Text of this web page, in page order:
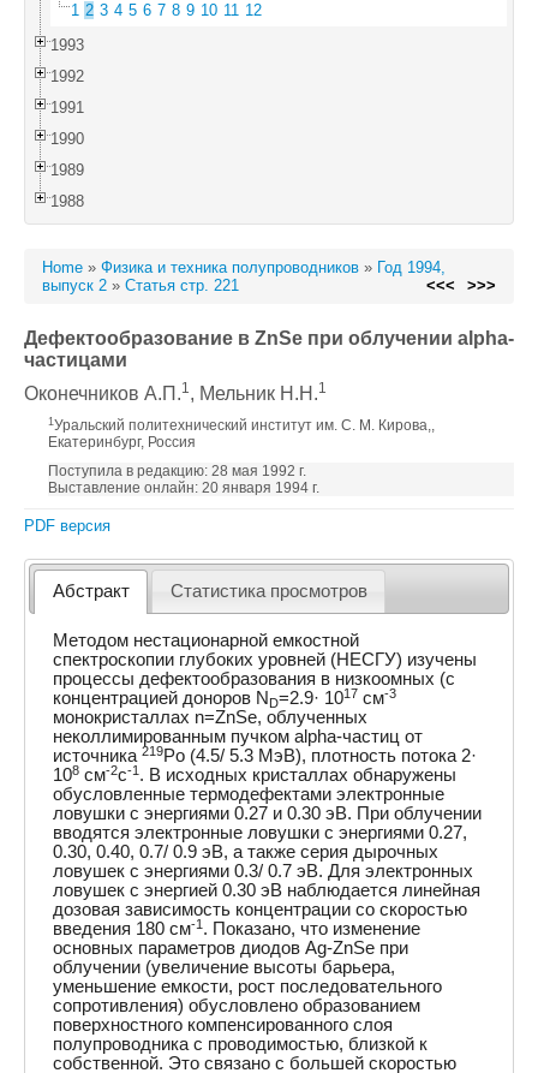
1 2 3 4 5 6 7 8 9 10 11 12
1993
1992
1991
1990
1989
1988
Home » Физика и техника полупроводников » Год 1994,
выпуск 2 » Статья стр. 221 <<< >>>
Дефектообразование в ZnSe при облучении alpha-
частицами
Оконечников А.П.1, Мельник Н.Н.1
1 Уральский политехнический институт им. С. М. Кирова,,
Екатеринбург, Россия
Поступила в редакцию: 28 мая 1992 г.
Выставление онлайн: 20 января 1994 г.
PDF версия
Абстракт Статистика просмотров
Методом нестационарной емкостной
спектроскопии глубоких уровней (НЕСГУ) изучены
процессы дефектообразования в низкоомных (с
концентрацией доноров N D=2.9· 1017 см-3
монокристаллах n=ZnSe, облученных
неколлимированным пучком alpha-частиц от
источника219Po (4.5/ 5.3 МэВ), плотность потока 2·
108 см-2с-1 . В исходных кристаллах обнаружены
обусловленные термодефектами электронные
ловушки с энергиями 0.27 и 0.30 эВ. При облучении
вводятся электронные ловушки с энергиями 0.27,
0.30, 0.40, 0.7/ 0.9 эВ, а также серия дырочных
ловушек с энергиями 0.3/ 0.7 эВ. Для электронных
ловушек с энергией 0.30 эВ наблюдается линейная
дозовая зависимость концентрации со скоростью
введения 180 см-1 . Показано, что изменение
основных параметров диодов Ag-ZnSe при
облучении (увеличение высоты барьера,
уменьшение емкости, рост последовательного
сопротивления) обусловлено образованием
поверхностного компенсированного слоя
полупроводника с проводимостью, близкой к
собственной. Это связано с большей скоростью